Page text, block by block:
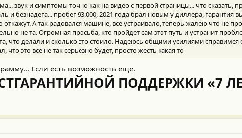
звук и симптомы точно как на видео с первой страницы... что сказать,
и безнадега... пробег 93.000, 2021 года брал новым у диллера, гарантия
А так радовался машине, все устраивало, теперь жалею что не
не та. Огромная просьба, кто пройдет сам этот путь и устранит
что делали и сколько это стоило. Надеюсь общими усилиями справимся
что это все не так серьезно будет, просто жесть какая то
Если есть возможность еще.
ПОДДЕРЖКИ «7